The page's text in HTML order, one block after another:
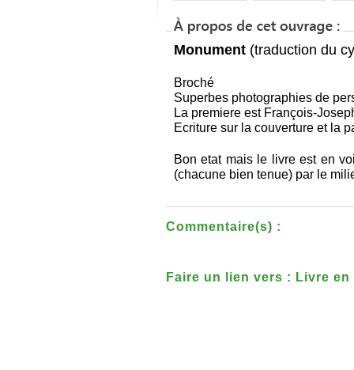
Monument (traduction du
Broché
Superbes photographies de
La premiere est François-
Ecriture sur la couverture et la
Bon etat mais le livre est en
(chacune bien tenue) par le
Commentaire(s) :
Faire un lien vers : Livre